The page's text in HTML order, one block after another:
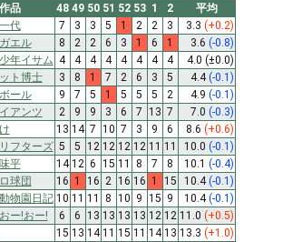
作品 48 49 50 51 52 53 1 2
平均
代 7 3 3 5 1 2 2 3 3.3 (+0.2)
エル 8 2 2 6 3 1 6 1 3.6 (-0.8)
年イサム 4 4 4 4 4 4 4 4 4.0 (±0.0)
ト博士 3 8 1 7 2 6 3 5 4.4(-0.1)
ール 9 7 5 1 5 5 5 2 4.9 (-0.1)
アンツ 2 9 9 3 6 7 13 7 7.0 (-0.3)
13 14 7 10 7 3 9 6 8.6 (+0.6)
フターズ 5 5 12 12 12 12 11 11 10.0 (-0.1)
平 14 12 6 15 11 8 7 8 10.1 (-0.4)
球団 16 1 16 2 16 16 1 15 10.4(-0.1)
物園日記 10 11 11 8 10 9 15 9 10.4(-0.1)
ー!おー! 6 6 13 13 13 13 12 12 11.0 (+0.5)
15 13 14 11 15 11 14 13 13.3 (+1.0)